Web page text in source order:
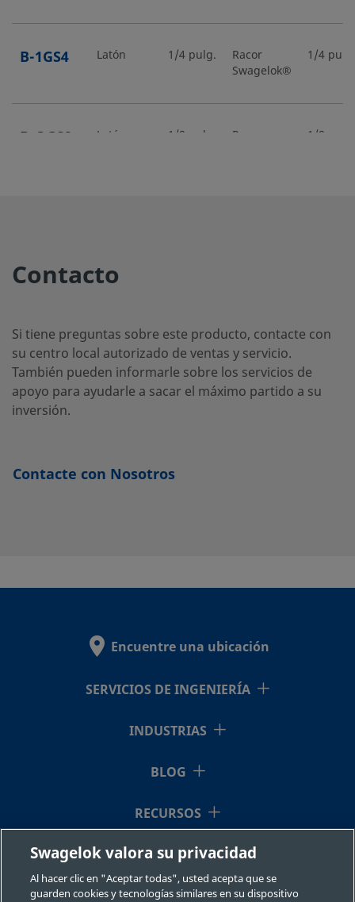
B-1GS4 Latón 1/4 pulg.
Racor
Swagelok®
1/4 pulg.
B-OGS2 Latón 1/8 pulg.
Racor
1/8 pulg.
inoxidable
316
Swagelok®
SS-
Contacto
Si tiene preguntas sobre este producto, contacte con
su centro local autorizado de ventas y servicio.
También pueden informarle sobre los servicios de
apoyo para ayudarle a sacar el máximo partido a su
inversión.
Contacte con Nosotros
Encuentre una ubicación
SERVICIOS DE INGENIERÍA
INDUSTRIAS
BLOG
RECURSOS
QUIÉNES SOMOS
Swagelok valora su privacidad
Al hacer clic en "Aceptar todas", usted acepta que se
guarden cookies y tecnologías similares en su dispositivo